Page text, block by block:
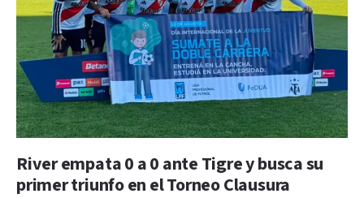
River empata 0 a 0 ante Tigre y busca su
primer triunfo en el Torneo Clausura